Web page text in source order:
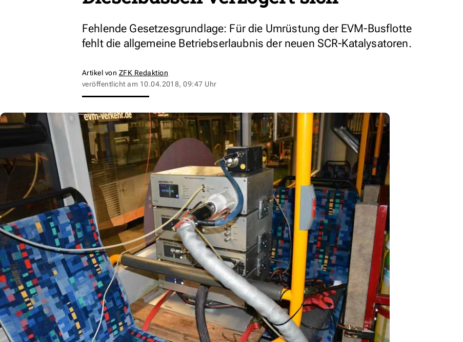
Fehlende Gesetzesgrundlage: Für die Umrüstung der EVM-Busflotte
fehlt die allgemeine Betriebserlaubnis der neuen SCR-Katalysatoren.
Artikel von ZFK Redaktion
veröffentlicht am 10.04.2018, 09:47 Uhr